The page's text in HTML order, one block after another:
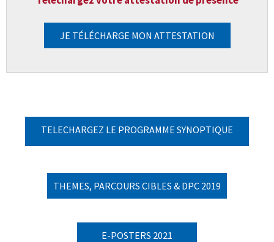
JE TÉLÉCHARGE MON ATTESTATION
THEMES, PARCOURS CIBLES & DPC 2019
E-POSTERS 2021